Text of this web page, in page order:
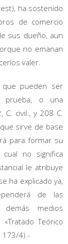
ha sostenido
de comercio
sus dueño, aun
no emanan
valer.
pueden ser
prueba, o una
civil., y 208 C.
sirve de base
para formar su
no significa
le atribuye
ha explicado ya,
de las
medios
Teórico
173/4).-